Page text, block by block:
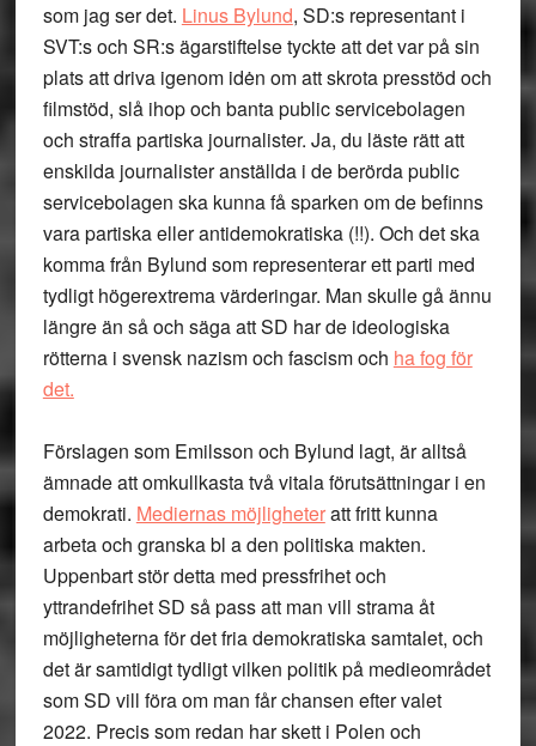
som jag ser det. Linus Bylund, SD:s representant i
SVT:s och SR:s ägarstiftelse tyckte att det var på sin
plats att driva igenom idėn om att skrota presstöd och
filmstöd, slå ihop och banta public servicebolagen
och straffa partiska journalister. Ja, du läste rätt att
enskilda journalister anställda i de berörda public
servicebolagen ska kunna få sparken om de befinns
vara partiska eller antidemokratiska (!!). Och det ska
komma från Bylund som representerar ett parti med
tydligt högerextrema värderingar. Man skulle gå ännu
längre än så och säga att SD har de ideologiska
rötterna i svensk nazism och fascism och ha fog för
det.
Förslagen som Emilsson och Bylund lagt, är alltså
ämnade att omkullkasta två vitala förutsättningar i en
demokrati. Mediernas möjligheteratt fritt kunna
arbeta och granska bl a den politiska makten.
Uppenbart stör detta med pressfrihet och
yttrandefrihet SD så pass att man vill strama åt
möjligheterna för det fria demokratiska samtalet, och
det är samtidigt tydligt vilken politik på medieområdet
som SD vill föra om man får chansen efter valet
2022. Precis som redan har skett i Polen och